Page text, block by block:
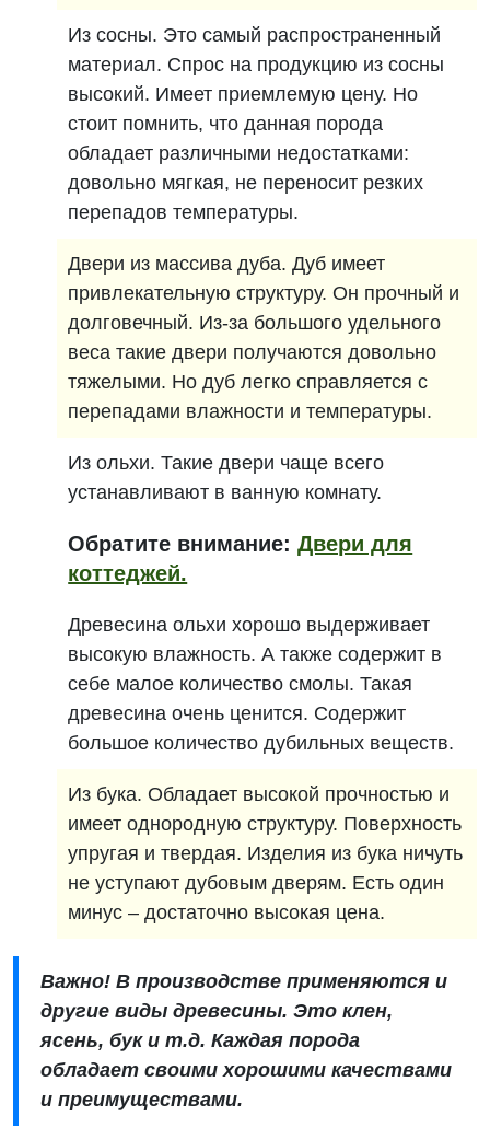
Из сосны. Это самый распространенный
материал. Спрос на продукцию из сосны
высокий. Имеет приемлемую цену. Но
стоит помнить, что данная порода
обладает различными недостатками:
довольно мягкая, не переносит резких
перепадов температуры.
Двери из массива дуба. Дуб имеет
привлекательную структуру. Он прочный и
долговечный. Из-за большого удельного
веса такие двери получаются довольно
тяжелыми. Но дуб легко справляется с
перепадами влажности и температуры.
Из ольхи. Такие двери чаще всего
устанавливают в ванную комнату.
Обратите внимание:Двери для
коттеджей.
Древесина ольхи хорошо выдерживает
высокую влажность. А также содержит в
себе малое количество смолы. Такая
древесина очень ценится. Содержит
большое количество дубильных веществ.
Из бука. Обладает высокой прочностью и
имеет однородную структуру. Поверхность
упругая и твердая. Изделия из бука ничуть
не уступают дубовым дверям. Есть один
минус – достаточно высокая цена.
Важно! В производстве применяются и
другие виды древесины. Это клен,
ясень, бук и т.д. Каждая порода
обладает своими хорошими качествами
и преимуществами.